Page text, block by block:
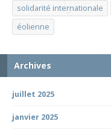
solidarité internationale
éolienne
Archives
juillet 2025
janvier 2025